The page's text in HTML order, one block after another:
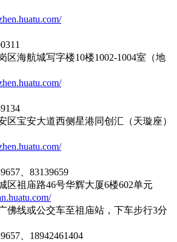
区海航城写字楼10楼1002-1004室（地
区宝安大道西侧星港同创汇（天璇座）
、83139659
区祖庙路46号华辉大厦6楼602单元
佛线或公交车至祖庙站，下车步行3分
、18942461404